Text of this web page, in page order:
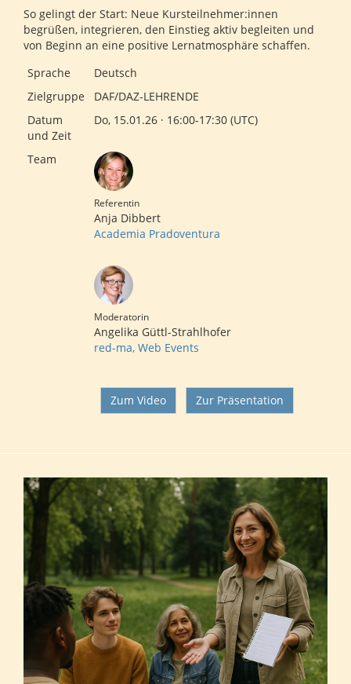
So gelingt der Start: Neue Kursteilnehmer:innen
begrüßen, integrieren, den Einstieg aktiv begleiten und
von Beginn an eine positive Lernatmosphäre schaffen.
Sprache
Deutsch
Zielgruppe
DAF/DAZ-LEHRENDE
Datum
und Zeit
Do, 15.01.26 · 16:00-17:30 (UTC)
Team
Referentin
Anja Dibbert
Academia Pradoventura
Moderatorin
Angelika Güttl-Strahlhofer
red-ma, Web Events
Zum Video Zur Präsentation